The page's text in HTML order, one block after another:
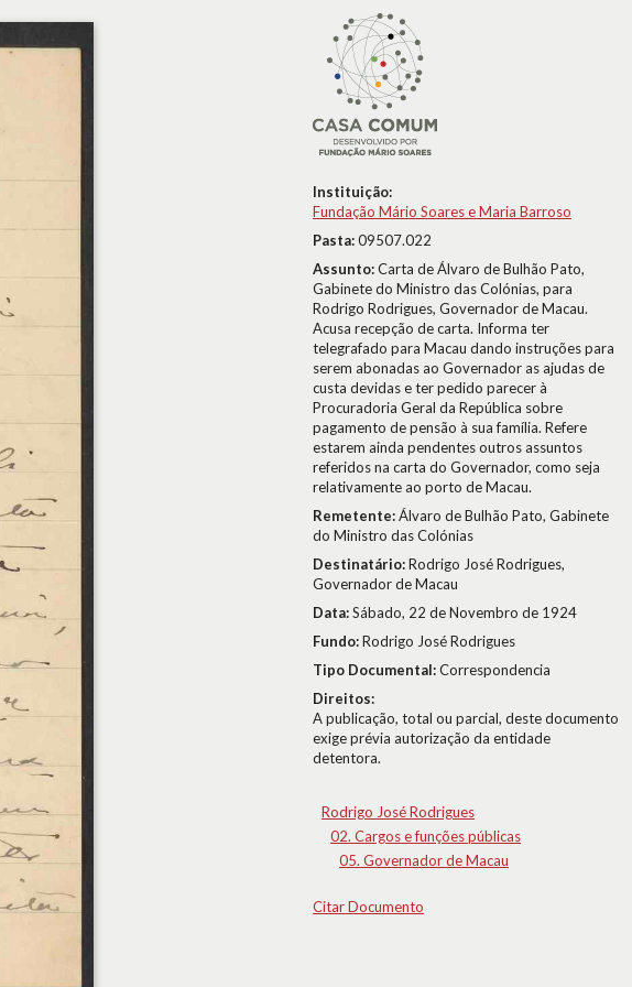
Instituição:
Fundação Mário Soares e Maria Barroso
Pasta:09507.022
Assunto:Carta de Álvaro de Bulhão Pato,
Gabinete do Ministro das Colónias, para
Rodrigo Rodrigues, Governador de Macau.
Acusa recepção de carta. Informa ter
telegrafado para Macau dando instruções para
serem abonadas ao Governador as ajudas de
custa devidas e ter pedido parecer à
Procuradoria Geral da República sobre
pagamento de pensão à sua família. Refere
estarem ainda pendentes outros assuntos
referidos na carta do Governador, como seja
relativamente ao porto de Macau.
Remetente:Álvaro de Bulhão Pato, Gabinete
do Ministro das Colónias
Destinatário:Rodrigo José Rodrigues,
Governador de Macau
Data:Sábado, 22 de Novembro de 1924
Fundo:Rodrigo José Rodrigues
Tipo Documental:Correspondencia
Direitos:
A publicação, total ou parcial, deste documento
exige prévia autorização da entidade
detentora.
Rodrigo José Rodrigues
02. Cargos e funções públicas
05. Governador de Macau
Citar Documento